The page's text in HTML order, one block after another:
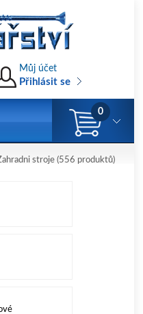
Můj účet
Přihlásit se
0
stroje (556 produktů)